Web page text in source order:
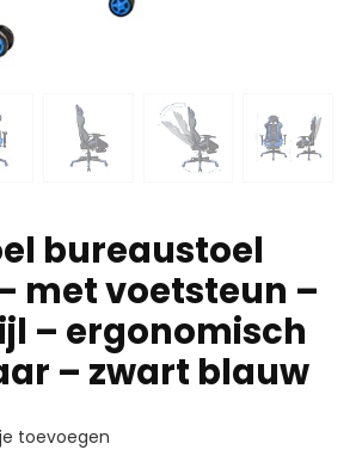
bureaustoel
met voetsteun –
– ergonomisch
– zwart blauw
toevoegen